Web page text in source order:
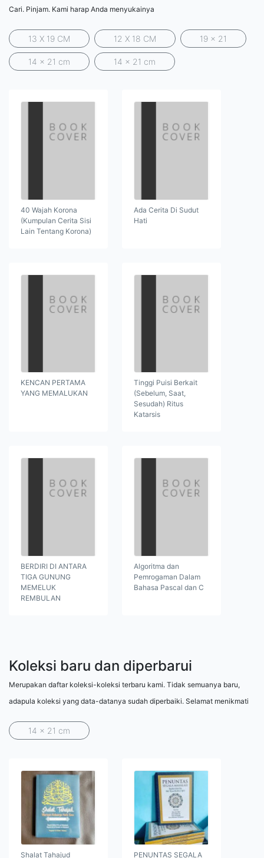
Cari. Pinjam. Kami harap Anda menyukainya
13 X 19 CM 12 X 18 CM 19 x 21
14 x 21 cm 14 x 21 cm
40 Wajah Korona
(Kumpulan Cerita Sisi
Lain Tentang Korona)
Ada Cerita Di Sudut
Hati
KENCAN PERTAMA
YANG MEMALUKAN
Tinggi Puisi Berkait
(Sebelum, Saat,
Sesudah) Ritus
Katarsis
BERDIRI DI ANTARA
TIGA GUNUNG
MEMELUK
REMBULAN
Algoritma dan
Pemrogaman Dalam
Bahasa Pascal dan C
Koleksi baru dan diperbarui
Merupakan daftar koleksi-koleksi terbaru kami. Tidak semuanya baru,
adapula koleksi yang data-datanya sudah diperbaiki. Selamat menikmati
14 x 21 cm
Shalat Tahajud PENUNTAS SEGALA